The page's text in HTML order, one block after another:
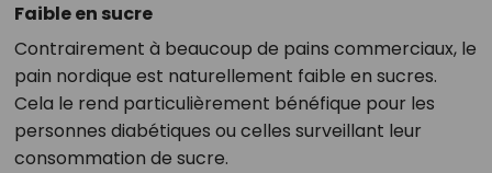
Faible en sucre
Contrairement à beaucoup de pains commerciaux, le
pain nordique est naturellement faible en sucres.
Cela le rend particulièrement bénéfique pour les
personnes diabétiques ou celles surveillant leur
consommation de sucre.